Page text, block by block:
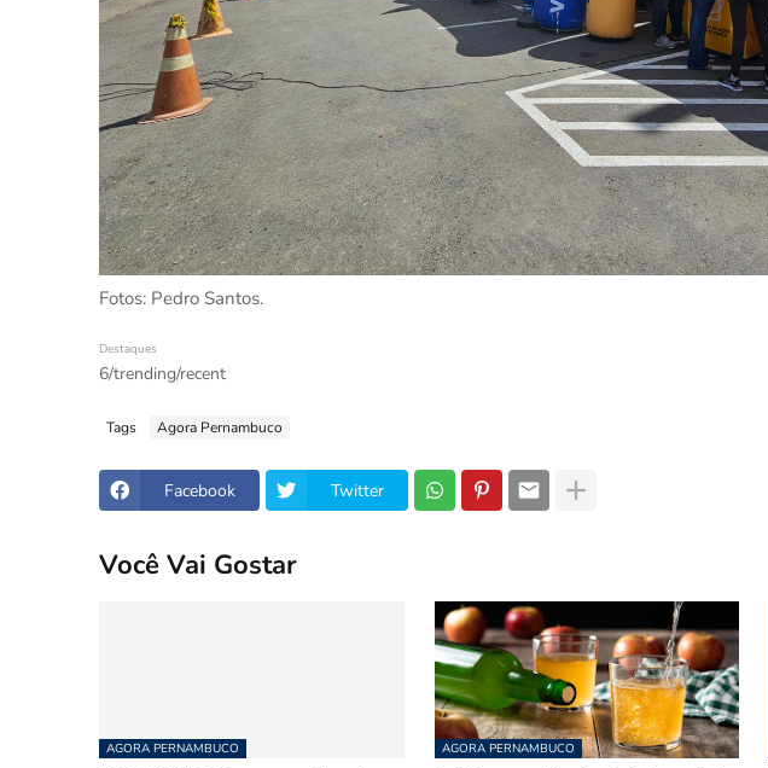
Fotos: Pedro Santos.
Destaques
6/trending/recent
Tags Agora Pernambuco
Facebook Twitter
Você Vai Gostar
AGORA PERNAMBUCO AGORA PERNAMBUCO